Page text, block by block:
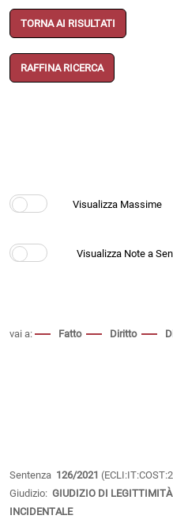
TORNA AI RISULTATI
RAFFINA RICERCA
vai a: Fatto Diritto
Sentenza 126/2021
Giudizio: GIUDIZIO DI
INCIDENTALE